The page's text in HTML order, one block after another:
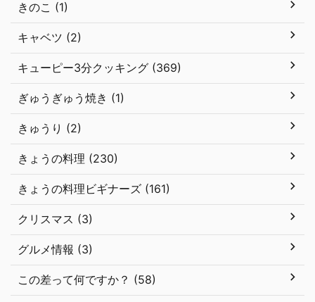
きのこ (1)
キャベツ (2)
キューピー3分クッキング (369)
ぎゅうぎゅう焼き (1)
きゅうり (2)
きょうの料理 (230)
きょうの料理ビギナーズ (161)
クリスマス (3)
グルメ情報 (3)
この差って何ですか？ (58)